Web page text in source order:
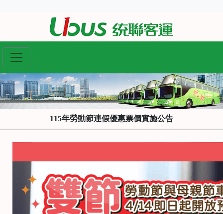
115年勞動節連假優惠票價實施公告